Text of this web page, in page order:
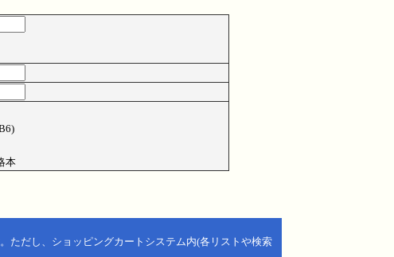
本
ただし、ショッピングカートシステム内(各リストや検索